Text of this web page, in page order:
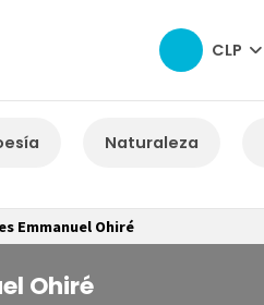
CLP
Naturaleza
Emmanuel Ohiré
Ohiré